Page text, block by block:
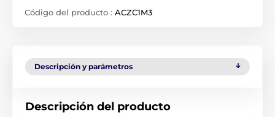
Código del producto : ACZC1M3
Descripción y parámetros
Descripción del producto